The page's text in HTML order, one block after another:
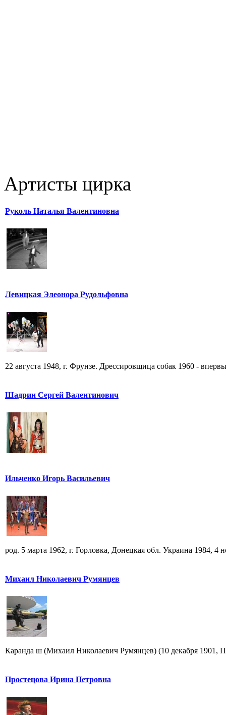
Артисты цирка
Руколь Наталья Валентиновна
Левицкая Элеонора Рудольфовна
22 августа 1948, г. Фрунзе. Дрессировщица собак 1960 -
Шадрин Сергей Валентинович
Ильченко Игорь Васильевич
род. 5 марта 1962, г. Горловка, Донецкая обл. Украина 1984, 4
Михаил Николаевич Румянцев
Каранда ш (Михаил Николаевич Румянцев) (10 декабря 1901,
Простецова Ирина Петровна